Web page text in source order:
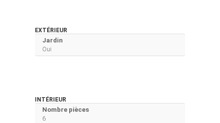
EXTÉRIEUR
Jardin
Oui
INTÉRIEUR
Nombre pièces
6